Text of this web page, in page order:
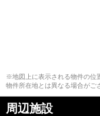
※地図上に表示される物件の位
物件所在地とは異なる場合がご
周辺施設